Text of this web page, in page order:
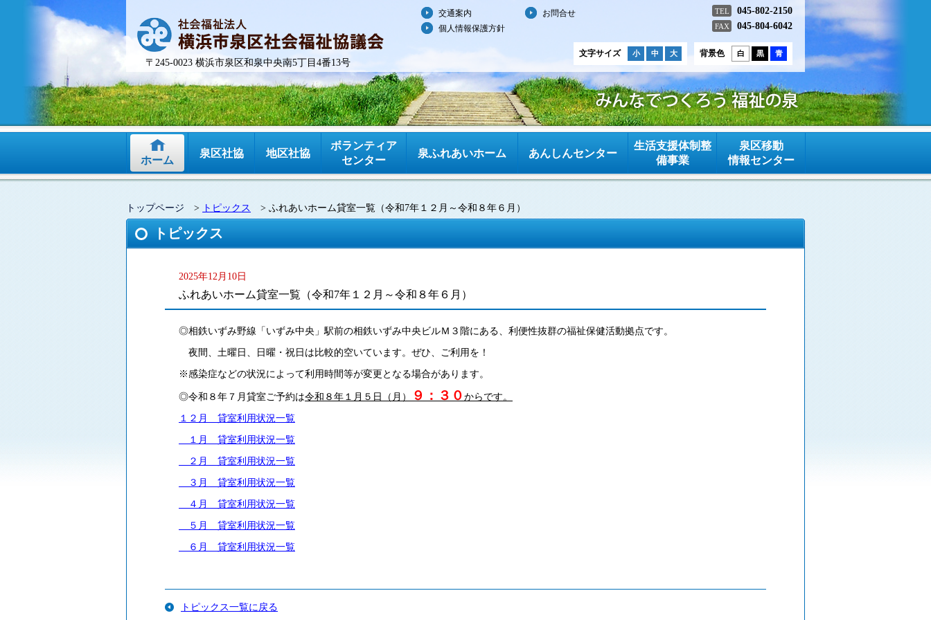
〒245-0023 横浜市泉区和泉中央南5丁目4番13号
交通案内
個人情報保護方針
お問合せ
文字サイズ 小 中 大 背景色 白 黒 青
TEL 045-802-2150
FAX 045-804-6042
ホーム
泉区社協 地区社協
ボランティア
センター
泉ふれあいホーム あんしんセンター
生活支援体制整
備事業
泉区移動
情報センター
トップページ >トピックス >ふれあいホーム貸室一覧（令和7年１２月～令和８年６月）
トピックス
2025年12月10日
ふれあいホーム貸室一覧（令和7年１２月～令和８年６月）
◎相鉄いずみ野線「いずみ中央」駅前の相鉄いずみ中央ビルＭ３階にある、利便性抜群の福祉保健活動拠点です。
夜間、土曜日、日曜・祝日は比較的空いています。ぜひ、ご利用を！
※感染症などの状況によって利用時間等が変更となる場合があります。
◎令和８年７月貸室ご予約は令和８年１ 月５ 日（月） ９：３０ からです。
１２月 貸室利用状況一覧
１月 貸室利用状況一覧
２月 貸室利用状況一覧
３月 貸室利用状況一覧
４月 貸室利用状況一覧
５月 貸室利用状況一覧
６月 貸室利用状況一覧
トピックス一覧に戻る